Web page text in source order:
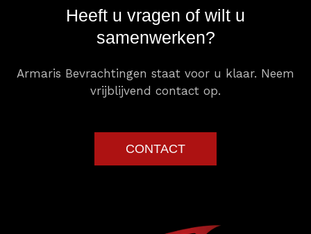
Heeft u vragen of wilt u
samenwerken?
Armaris Bevrachtingen staat voor u klaar. Neem
vrijblijvend contact op.
CONTACT